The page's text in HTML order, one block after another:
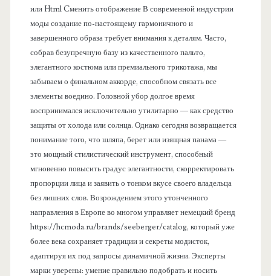
или Html Cменить отображение В современной индустрии
моды создание по-настоящему гармоничного и
завершенного образа требует внимания к деталям. Часто,
собрав безупречную базу из качественного пальто,
элегантного костюма или премиального трикотажа, мы
забываем о финальном аккорде, способном связать все
элементы воедино. Головной убор долгое время
воспринимался исключительно утилитарно — как средство
защиты от холода или солнца. Однако сегодня возвращается
понимание того, что шляпа, берет или изящная панама —
это мощный стилистический инструмент, способный
мгновенно повысить градус элегантности, скорректировать
пропорции лица и заявить о тонком вкусе своего владельца
без лишних слов. Возрождением этого утонченного
направления в Европе во многом управляет немецкий бренд
https://hcmoda.ru/brands/seeberger/catalog, который уже
более века сохраняет традиции и секреты модисток,
адаптируя их под запросы динамичной жизни. Эксперты
марки уверены: умение правильно подобрать и носить